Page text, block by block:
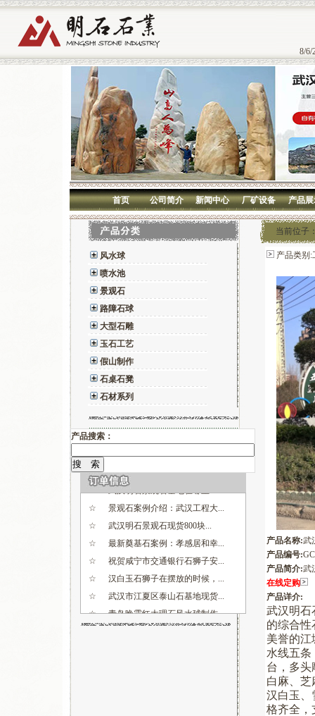
8/6/
首页 公司简介 新闻中心 厂矿设备 产品展
风水球
喷水池
景观石
路障石球
大型石雕
玉石工艺
假山制作
石桌石凳
石材系列
产品搜索：
☆
武汉市江夏区泰山石基地现货...
☆
青岛晚霞红大理石风水球制作...
☆
祝贺鄂州菜园文化广场景观石...
☆
武汉市湖北工业大学校内景观...
☆
武汉明石景观石基地在哪里？...
景观石案例介绍：武汉工程大...
☆
武汉明石景观石现货800块...
☆
最新奠基石案例：孝感居和幸...
☆
祝贺咸宁市交通银行石狮子安...
☆
汉白玉石狮子在摆放的时候，...
☆
武汉市江夏区泰山石基地现货...
☆
青岛晚霞红大理石风水球制作...
☆
祝贺鄂州菜园文化广场景观石...
当前位子
产品类别:
产品名称:武
产品编号:
产品简介:武
在线定购
产品详介:
武汉明石
的综合性
美誉的江
水线五条
台，多头
白麻、芝
汉白玉、
格齐全，